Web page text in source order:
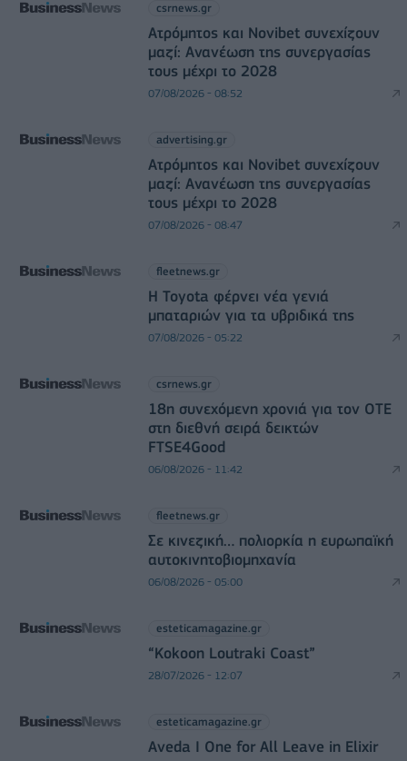
csrnews.gr
Ατρόμητος και Novibet συνεχίζουν
μαζί: Ανανέωση της συνεργασίας
τους μέχρι το 2028
07/08/2026 - 08:52
advertising.gr
Ατρόμητος και Novibet συνεχίζουν
μαζί: Ανανέωση της συνεργασίας
τους μέχρι το 2028
07/08/2026 - 08:47
fleetnews.gr
Η Toyota φέρνει νέα γενιά
μπαταριών για τα υβριδικά της
07/08/2026 - 05:22
csrnews.gr
18η συνεχόμενη χρονιά για τον ΟΤΕ
στη διεθνή σειρά δεικτών
FTSE4Good
06/08/2026 - 11:42
fleetnews.gr
Σε κινεζική… πολιορκία η ευρωπαϊκή
αυτοκινητοβιομηχανία
06/08/2026 - 05:00
esteticamagazine.gr
“Kokoon Loutraki Coast”
28/07/2026 - 12:07
esteticamagazine.gr
Aveda I One for All Leave in Elixir